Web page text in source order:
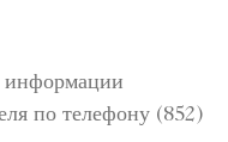
информации
по телефону (852)